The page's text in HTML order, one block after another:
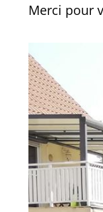
Merci pour